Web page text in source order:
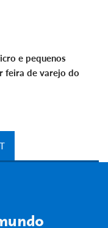
e pequenos
feira de varejo do